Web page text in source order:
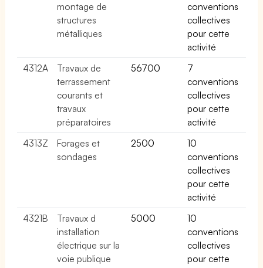
montage de
structures
métalliques
conventions
collectives
pour cette
activité
4312A
Travaux de
terrassement
courants et
travaux
préparatoires
56700
7
conventions
collectives
pour cette
activité
4313Z
Forages et
sondages
2500
10
conventions
collectives
pour cette
activité
4321B
Travaux d
installation
électrique sur la
voie publique
5000
10
conventions
collectives
pour cette